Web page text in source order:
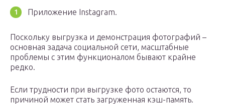
Приложение Instagram.
Поскольку выгрузка и демонстрация фотографий –
основная задача социальной сети, масштабные
проблемы с этим функционалом бывают крайне
редко.
Если трудности при выгрузке фото остаются, то
причиной может стать загруженная кэш-память.